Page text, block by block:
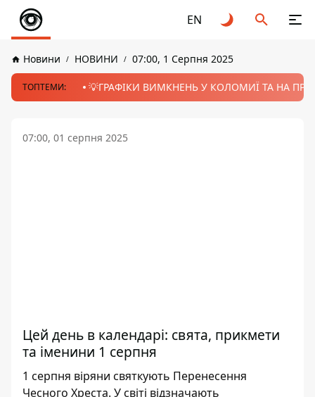
EN
Новини НОВИНИ 07:00, 1 Серпня 2025
ТОПТЕМИ: 💡ГРАФІКИ ВИМКНЕНЬ У КОЛОМИЇ ТА НА
07:00, 01 серпня 2025
Цей день в календарі: свята, прикмети
та іменини 1 серпня
1 серпня віряни святкують Перенесення
Чесного Хреста. У світі відзначають